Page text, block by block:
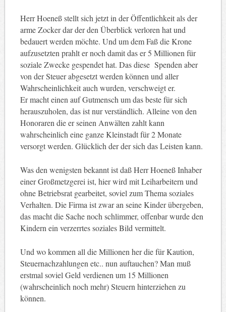
Herr Hoeneß stellt sich jetzt in der Öffentlichkeit als der
arme Zocker dar der den Überblick verloren hat und
bedauert werden möchte. Und um dem Faß die Krone
aufzusetzten prahlt er noch damit das er 5 Millionen für
soziale Zwecke gespendet hat. Das diese Spenden aber
von der Steuer abgesetzt werden können und aller
Wahrscheinlichkeit auch wurden, verschweigt er.
Er macht einen auf Gutmensch um das beste für sich
herauszuholen, das ist nur verständlich. Alleine von den
Honoraren die er seinen Anwälten zahlt kann
wahrscheinlich eine ganze Kleinstadt für 2 Monate
versorgt werden. Glücklich der der sich das Leisten kann.
Was den wenigsten bekannt ist daß Herr Hoeneß Inhaber
einer Großmetzgerei ist, hier wird mit Leiharbeitern und
ohne Betriebsrat gearbeitet, soviel zum Thema soziales
Verhalten. Die Firma ist zwar an seine Kinder übergeben,
das macht die Sache noch schlimmer, offenbar wurde den
Kindern ein verzerrtes soziales Bild vermittelt.
Und wo kommen all die Millionen her die für Kaution,
Steuernachzahlungen etc.. nun auftauchen? Man muß
erstmal soviel Geld verdienen um 15 Millionen
(wahrscheinlich noch mehr) Steuern hinterziehen zu
können.